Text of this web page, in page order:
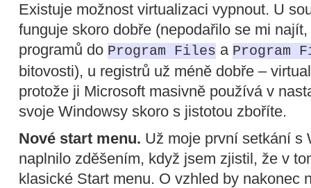
Existuje možnost virtualizaci vypnout. U
funguje skoro dobře (nepodařilo se mi
programů do Program Files a Program
bitovosti), u registrů už méně dobře –
protože ji Microsoft masivně používá v
svoje Windowsy skoro s jistotou zboříte.
Nové start menu. Už moje první setkání s
naplnilo zděšením, když jsem zjistil, že v
klasické Start menu. O vzhled by nakonec